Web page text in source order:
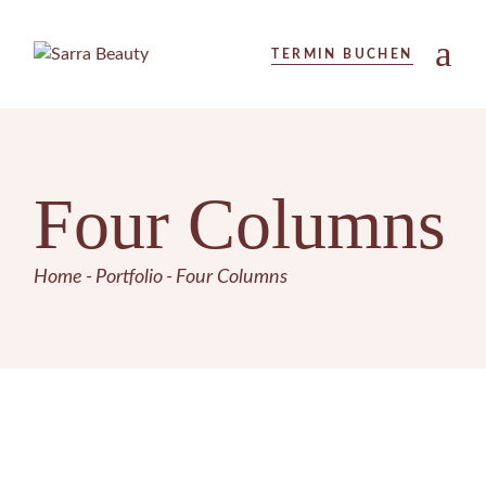
TERMIN BUCHEN
Four Columns
Home Portfolio Four Columns